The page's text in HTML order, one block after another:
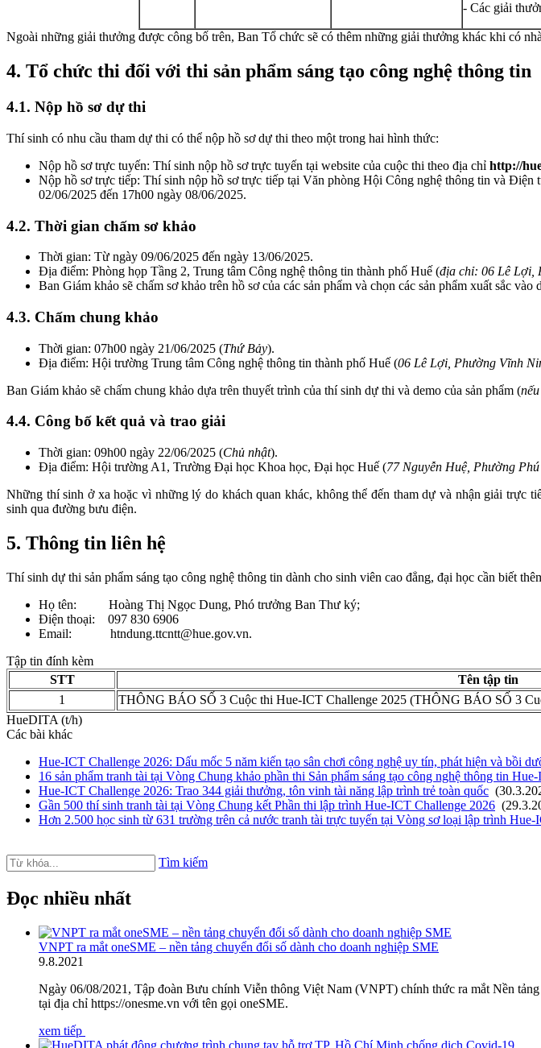
- Các giải
Ngoài những giải thưởng được công bố trên, Ban Tổ chức sẽ có thêm những giải thưởng khác khi có
4. Tổ chức thi đối với thi sản phẩm sáng tạo công nghệ thông tin
4.1. Nộp hồ sơ dự thi
Thí sinh có nhu cầu tham dự thi có thể nộp hồ sơ dự thi theo một trong hai hình thức:
Nộp hồ sơ trực tuyến: Thí sinh nộp hồ sơ trực tuyến tại website của cuộc thi theo địa chỉ http://
Nộp hồ sơ trực tiếp: Thí sinh nộp hồ sơ trực tiếp tại Văn phòng Hội Công nghệ thông tin và Điện
02/06/2025 đến 17h00 ngày 08/06/2025.
4.2. Thời gian chấm sơ khảo
Thời gian: Từ ngày 09/06/2025 đến ngày 13/06/2025.
Địa điểm: Phòng họp Tầng 2, Trung tâm Công nghệ thông tin thành phố Huế (địa chỉ: 06 Lê Lợi,
Ban Giám khảo sẽ chấm sơ khảo trên hồ sơ của các sản phẩm và chọn các sản phẩm xuất sắc
4.3. Chấm chung khảo
Thời gian: 07h00 ngày 21/06/2025 (Thứ Bảy).
Địa điểm: Hội trường Trung tâm Công nghệ thông tin thành phố Huế (06 Lê Lợi, Phường Vĩnh
Ban Giám khảo sẽ chấm chung khảo dựa trên thuyết trình của thí sinh dự thi và demo của sản phẩm (
4.4. Công bố kết quả và trao giải
Thời gian: 09h00 ngày 22/06/2025 (Chủ nhật).
Địa điểm: Hội trường A1, Trường Đại học Khoa học, Đại học Huế (77 Nguyễn Huệ, Phường
Những thí sinh ở xa hoặc vì những lý do khách quan khác, không thể đến tham dự và nhận giải trực
sinh qua đường bưu điện.
5. Thông tin liên hệ
Thí sinh dự thi sản phẩm sáng tạo công nghệ thông tin dành cho sinh viên cao đẳng, đại học cần biết
Họ tên: Hoàng Thị Ngọc Dung, Phó trưởng Ban Thư ký;
Điện thoại: 097 830 6906
Email: htndung.ttcntt@hue.gov.vn.
Tập tin đính kèm
STT
Tên tập tin
1
THÔNG BÁO SỐ 3 Cuộc thi Hue-ICT Challenge 2025 (THÔNG BÁO SỐ 3
HueDITA (t/h)
Các bài khác
Hue-ICT Challenge 2026: Dấu mốc 5 năm kiến tạo sân chơi công nghệ uy tín, phát hiện và bồi
16 sản phẩm tranh tài tại Vòng Chung khảo phần thi Sản phẩm sáng tạo công nghệ thông tin
Hue-ICT Challenge 2026: Trao 344 giải thưởng, tôn vinh tài năng lập trình trẻ toàn quốc
Gần 500 thí sinh tranh tài tại Vòng Chung kết Phần thi lập trình Hue-ICT Challenge 2026
Hơn 2.500 học sinh từ 631 trường trên cả nước tranh tài trực tuyến tại Vòng sơ loại lập trình Hue-
Tìm kiếm
Đọc nhiều nhất
VNPT ra mắt oneSME – nền tảng chuyển đổi số dành cho doanh nghiệp SME
9.8.2021
Ngày 06/08/2021, Tập đoàn Bưu chính Viễn thông Việt Nam (VNPT) chính thức ra mắt Nền
tại địa chỉ https://onesme.vn với tên gọi oneSME.
xem tiếp